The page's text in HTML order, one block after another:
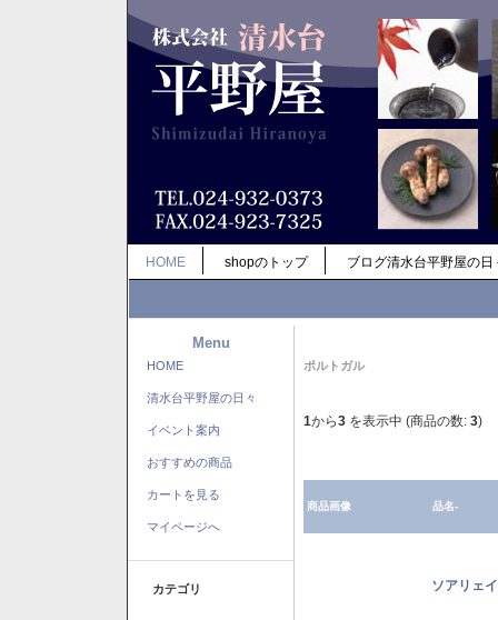
HOME shopのトップ ブログ清水台平野屋の日
Menu
HOME
清水台平野屋の日々
イベント案内
おすすめの商品
カートを見る
マイページへ
カテゴリ
ポルトガル
1から3 を表示中 (商品の数: 3)
商品画像 品名-
ソアリェ